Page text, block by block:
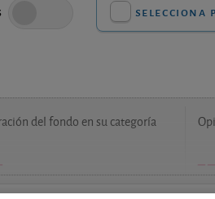
selecciona
del fondo en su categoría